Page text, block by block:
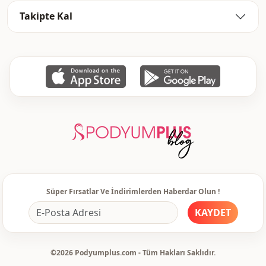
Takipte Kal
Süper Fırsatlar Ve İndirimlerden Haberdar Olun !
KAYDET
©2026 Podyumplus.com - Tüm Hakları Saklıdır.